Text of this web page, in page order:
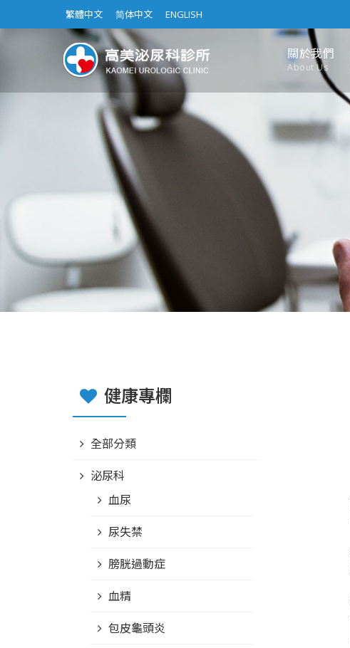
繁體中文 简体中文 ENGLISH
關於我們
About Us
健康專欄
全部分類
泌尿科
血尿
尿失禁
膀胱過動症
血精
包皮龜頭炎